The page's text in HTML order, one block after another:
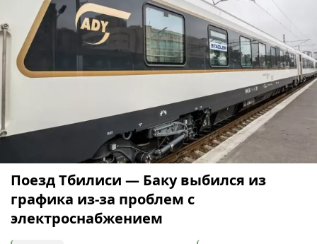
Поезд Тбилиси — Баку выбился из
графика из-за проблем с
электроснабжением